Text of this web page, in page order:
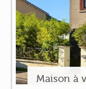
Maison à